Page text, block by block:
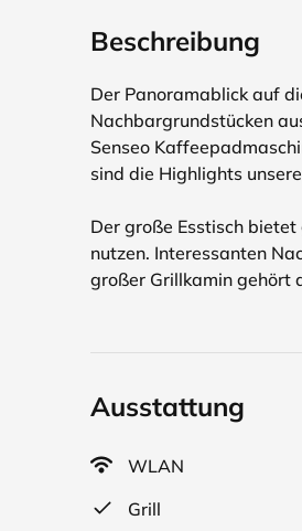
Beschreibung
Der Panoramablick auf
Nachbargrundstücken
Senseo
sind die Highlights
Der große Esstisch
nutzen. Interessanten
großer Grillkamin gehört
Ausstattung
WLAN
Grill